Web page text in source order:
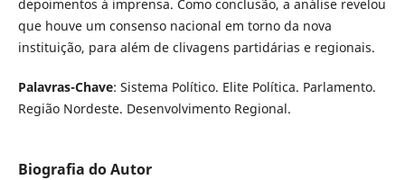
depoimentos à imprensa. Como conclusão, a análise revelou
que houve um consenso nacional em torno da nova
instituição, para além de clivagens partidárias e regionais.
Palavras-Chave: Sistema Político. Elite Política. Parlamento.
Região Nordeste. Desenvolvimento Regional.
Biografia do Autor